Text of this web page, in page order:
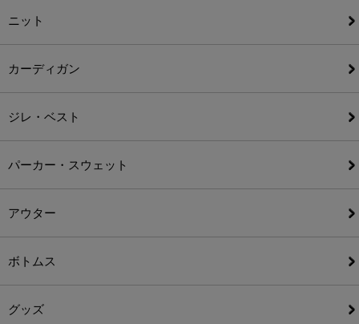
ニット
カーディガン
ジレ・ベスト
パーカー・スウェット
アウター
ボトムス
グッズ